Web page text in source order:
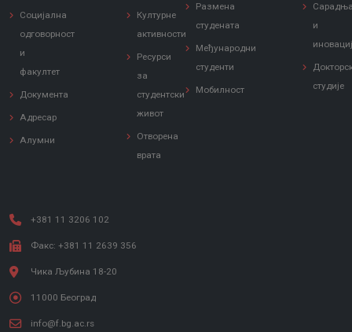
Социјална
одговорност
и
факултет
Документа
Адресар
Алумни
Културне
активности
Ресурси
за
студентски
живот
Отворена
врата
Размена
студената
Међународни
студенти
Мобилност
и
студије
+381 11 3206 102
Факс: +381 11 2639 356
Чика Љубина 18-20
11000 Београд
info@f.bg.ac.rs